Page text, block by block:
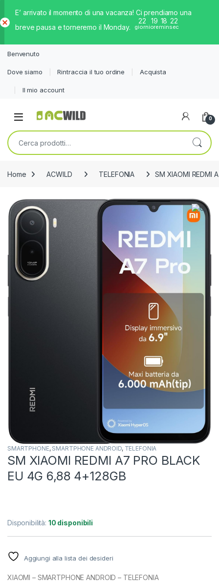
E’ arrivato il momento di una vacanza! Ci prendiamo una
breve pausa e torneremo il Monday.
22
giorni
19
ore
18
min
22
sec
iud
Benvenuto
Dove siamo Rintraccia il tuo ordine Acquista
Il mio account
0
Cerca:
Home ACWILD TELEFONIA SM XIAOMI REDMI
SMARTPHONE, SMARTPHONE ANDROID, TELEFONIA
SM XIAOMI REDMI A7 PRO BLACK
EU 4G 6,88 4+128GB
Disponibilità: 10 disponibili
Aggiungi alla lista dei desideri
XIAOMI – SMARTPHONE ANDROID – TELEFONIA